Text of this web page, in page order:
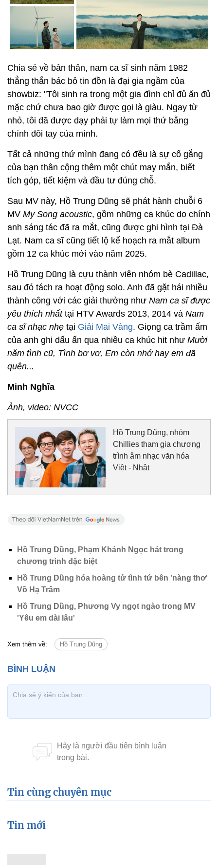
Chia sẻ về bản thân, nam ca sĩ sinh năm 1982
thẳng thắn bác bỏ tin đồn là đại gia ngầm của
showbiz: "Tôi sinh ra trong một gia đình chỉ đủ ăn đủ
mặc chứ chưa bao giờ được gọi là giàu. Ngay từ
nhỏ, tôi đã được dạy phải tự làm mọi thứ bằng
chính đôi tay của mình.
Tất cả những thứ mình đang có đều là sự cố gắng
của bạn thân cộng thêm một chút may mắn, biết
tích góp, tiết kiệm và đầu tư đúng chỗ.
Sau MV này, Hồ Trung Dũng sẽ phát hành chuỗi 6
MV My Song acoustic, gồm những ca khúc do chính
anh sáng tác đã ra mắt, cũng được ghi hình tại Đà
Lạt. Nam ca sĩ cũng tiết lộ kế hoạch ra mắt album
gồm 12 ca khúc mới vào năm 2025.
Hồ Trung Dũng là cựu thành viên nhóm bè Cadillac,
sau đó tách ra hoạt động solo. Anh đã gặt hái nhiều
thành công với các giải thưởng như Nam ca sĩ được
yêu thích nhấttại HTV Awards 2013, 2014 và Nam
ca sĩ nhạc nhẹ tại Giải Mai Vàng. Giọng ca trầm ấm
của anh ghi dấu ấn qua nhiều ca khúc hit như Mười
năm tình cũ, Tình bơ vơ, Em còn nhớ hay em đã
quên...
Minh Nghĩa
Ảnh, video: NVCC
Hồ Trung Dũng, nhóm
Chillies tham gia chương
trình âm nhạc văn hóa
Việt - Nhật
Hồ Trung Dũng, Phạm Khánh Ngọc hát trong
chương trình đặc biệt
Hồ Trung Dũng hóa hoàng tử tình tứ bên 'nàng thơ'
Võ Hạ Trâm
Hồ Trung Dũng, Phương Vy ngọt ngào trong MV
'Yêu em dài lâu'
Xem thêm về: Hồ Trung Dũng
Tin cùng chuyên mục
Tin mới